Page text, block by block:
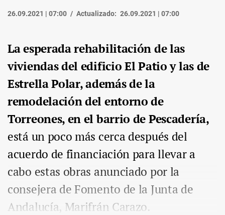
26.09.2021 | 07:00 Actualizado: 26.09.2021 | 07:00
La esperada rehabilitación de las
viviendas del edificio El Patio y las de
Estrella Polar, además de la
remodelación del entorno de
Torreones, en el barrio de Pescadería,
está un poco más cerca después del
acuerdo de financiación para llevar a
cabo estas obras anunciado por la
consejera de Fomento de la Junta de
Andalucía, Marifrán Carazo.